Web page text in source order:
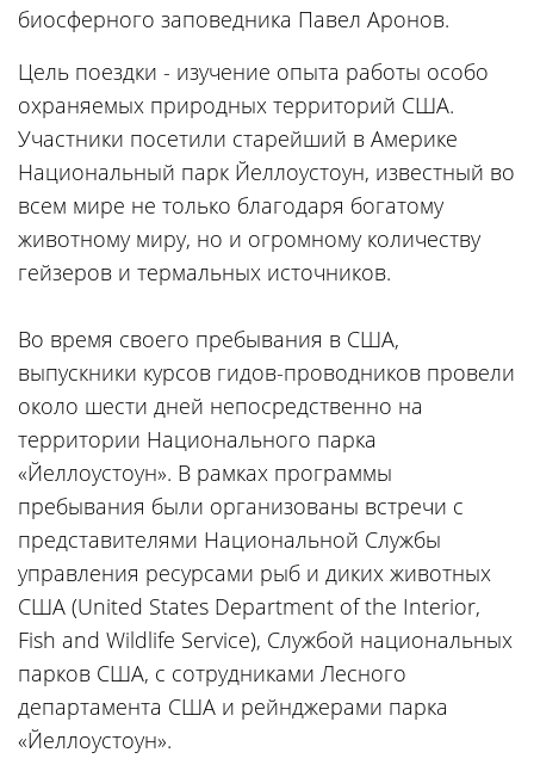
биосферного заповедника Павел Аронов.
Цель поездки - изучение опыта работы особо
охраняемых природных территорий США.
Участники посетили старейший в Америке
Национальный парк Йеллоустоун, известный во
всем мире не только благодаря богатому
животному миру, но и огромному количеству
гейзеров и термальных источников.
Во время своего пребывания в США,
выпускники курсов гидов-проводников провели
около шести дней непосредственно на
территории Национального парка
«Йеллоустоун». В рамках программы
пребывания были организованы встречи с
представителями Национальной Службы
управления ресурсами рыб и диких животных
США (United States Department of the Interior,
Fish and Wildlife Service), Службой национальных
парков США, с сотрудниками Лесного
департамента США и рейнджерами парка
«Йеллоустоун».